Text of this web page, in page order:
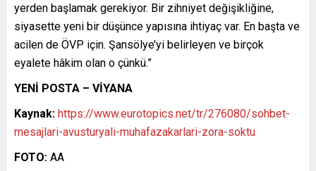
yerden başlamak gerekiyor. Bir zihniyet değişikliğine,
siyasette yeni bir düşünce yapısına ihtiyaç var. En başta ve
acilen de ÖVP için. Şansölye’yi belirleyen ve birçok
eyalete hâkim olan o çünkü.”
YENİ POSTA – VİYANA
Kaynak: https://www.eurotopics.net/tr/276080/sohbet-
mesajlari-avusturyali-muhafazakarlari-zora-soktu
FOTO: AA